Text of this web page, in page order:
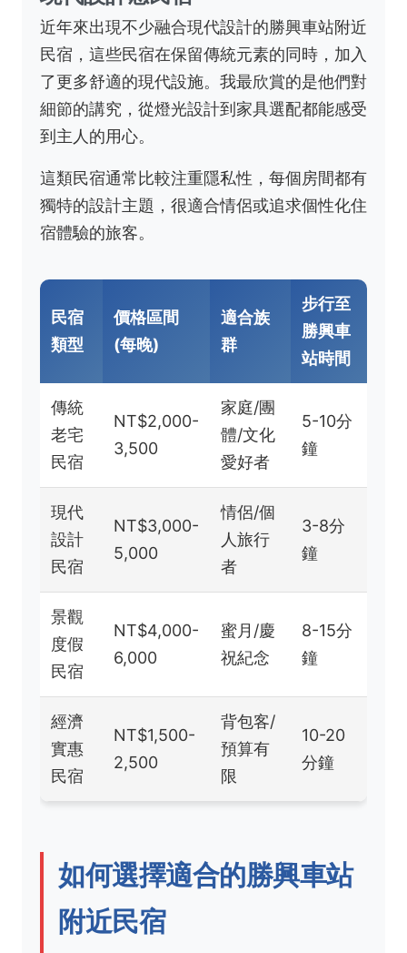
近年來出現不少融合現代設計的勝興車站附近
民宿，這些民宿在保留傳統元素的同時，加入
了更多舒適的現代設施。我最欣賞的是他們對
細節的講究，從燈光設計到家具選配都能感受
到主人的用心。
這類民宿通常比較注重隱私性，每個房間都有
獨特的設計主題，很適合情侶或追求個性化住
宿體驗的旅客。
民宿
類型
價格區間
(每晚)
適合族
群
步行至
勝興車
站時間
傳統
老宅
民宿
NT$2,000-
3,500
家庭/團
體/文化
愛好者
5-10分
鐘
現代
設計
民宿
NT$3,000-
5,000
情侶/個
人旅行
者
3-8分
鐘
景觀
度假
民宿
NT$4,000-
6,000
蜜月/慶
祝紀念
8-15分
鐘
經濟
實惠
民宿
NT$1,500-
2,500
背包客/
預算有
限
10-20
分鐘
如何選擇適合的勝興車站
附近民宿